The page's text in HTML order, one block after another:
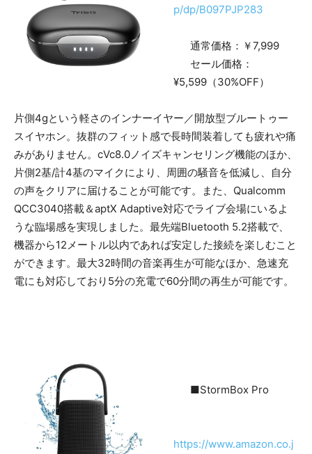
p/dp/B097PJP283
通常価格：￥7,999
セール価格：
¥5,599（30%OFF）
片側4gという軽さのインナーイヤー／開放型ブルートゥー
スイヤホン。抜群のフィット感で長時間装着しても疲れや痛
みがありません。cVc8.0ノイズキャンセリング機能のほか、
片側2基/計4基のマイクにより、周囲の騒音を低減し、自分
の声をクリアに届けることが可能です。また、Qualcomm
QCC3040搭載＆aptX Adaptive対応でライブ会場にいるよ
うな臨場感を実現しました。最先端Bluetooth 5.2搭載で、
機器から12メートル以内であれば安定した接続を楽しむこと
ができます。最大32時間の音楽再生が可能なほか、急速充
電にも対応しており5分の充電で60分間の再生が可能です。
■StormBox Pro
https://www.amazon.co.j